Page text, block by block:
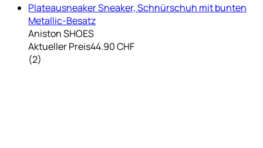
Plateausneaker Sneaker, Schnürschuh mit bunten
Metallic-Besatz
Aniston SHOES
Aktueller Preis44.90 CHF
(2)